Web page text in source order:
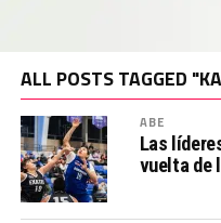
ALL POSTS TAGGED
ABE
Las
vuelta de